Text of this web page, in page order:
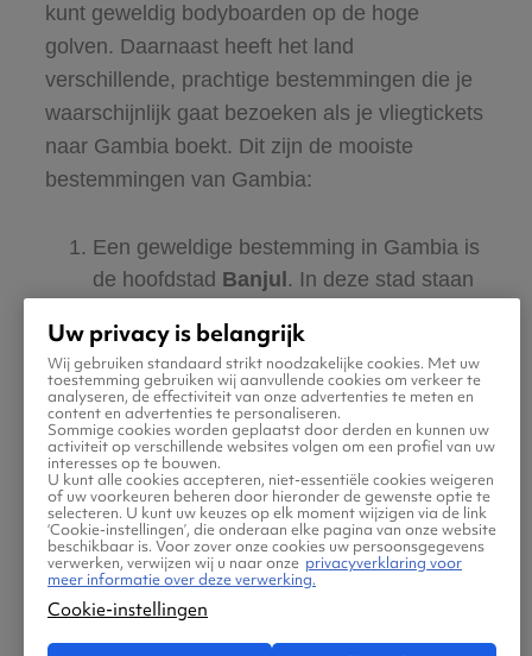
kunt geweldig bodyboarden op de hoge
golven. Daarnaast heeft het land
verschillende, prachtige bestemmingen die je
waarschijnlijk gaat bezoeken als je vliegtickets
naar Gambia boekt. Dit zijn de mooiste
bestemmingen van Gambia:
Een geweldige bestemming in Gambia is
de hoofdstad Banjul. In deze stad staan
de moeite waard zijn om even bij stil te
staan en te bekijken. Daarnaast kun je je
zintuigen laten prikkelen als je de Albert
Market bezoekt. De felle kleuren en
geuren gaan zeker indruk op je maken en
daarnaast zie hier ook meteen hoe het
échte Gambiaanse leven is. Hier boek je
een vliegticket naarBanjul.
Uw privacy is belangrijk
Wij gebruiken standaard strikt noodzakelijke cookies. Met uw
toestemming gebruiken wij aanvullende cookies om verkeer te
analyseren, de effectiviteit van onze advertenties te meten en
content en advertenties te personaliseren.
Sommige cookies worden geplaatst door derden en kunnen uw
activiteit op verschillende websites volgen om een profiel van uw
interesses op te bouwen.
U kunt alle cookies accepteren, niet-essentiële cookies weigeren
of uw voorkeuren beheren door hieronder de gewenste optie te
selecteren. U kunt uw keuzes op elk moment wijzigen via de link
‘Cookie-instellingen’, die onderaan elke pagina van onze website
beschikbaar is. Voor zover onze cookies uw persoonsgegevens
verwerken, verwijzen wij u naar onze privacyverklaring voor
meer informatie over deze verwerking.
Cookie-instellingen